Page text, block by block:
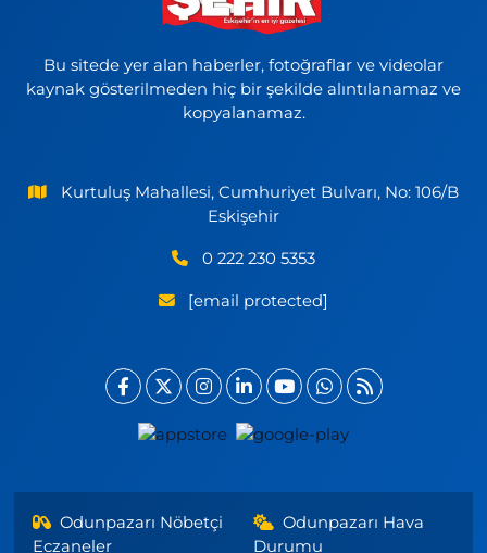
Bu sitede yer alan haberler, fotoğraflar ve videolar
kaynak gösterilmeden hiç bir şekilde alıntılanamaz ve
kopyalanamaz.
Kurtuluş Mahallesi, Cumhuriyet Bulvarı, No: 106/B
Eskişehir
0 222 230 5353
[email protected]
Odunpazarı Nöbetçi
Eczaneler
Odunpazarı Hava
Durumu